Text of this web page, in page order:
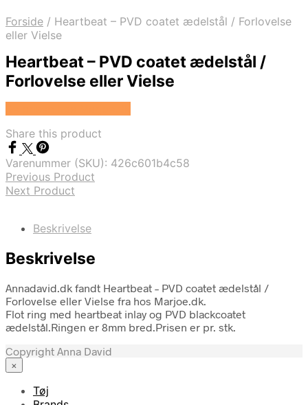
Forside / Heartbeat – PVD coatet ædelstål / Forlovelse
eller Vielse
Heartbeat – PVD coatet ædelstål /
Forlovelse eller Vielse
Share this product
Varenummer (SKU): 426c601b4c58
Previous Product
Next Product
Beskrivelse
Beskrivelse
Annadavid.dk fandt Heartbeat – PVD coatet ædelstål /
Forlovelse eller Vielse fra hos Marjoe.dk.
Flot ring med heartbeat inlay og PVD blackcoatet
ædelstål.Ringen er 8mm bred.Prisen er pr. stk.
Copyright Anna David
×
Tøj